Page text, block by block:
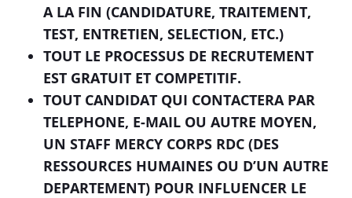
A LA FIN (CANDIDATURE, TRAITEMENT,
TEST, ENTRETIEN, SELECTION, ETC.)
TOUT LE PROCESSUS DE RECRUTEMENT
EST GRATUIT ET COMPETITIF.
TOUT CANDIDAT QUI CONTACTERA PAR
TELEPHONE, E-MAIL OU AUTRE MOYEN,
UN STAFF MERCY CORPS RDC (DES
RESSOURCES HUMAINES OU D’UN AUTRE
DEPARTEMENT) POUR INFLUENCER LE